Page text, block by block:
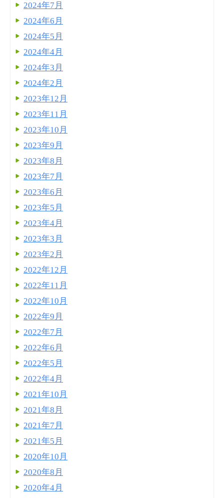
2024年7月
2024年6月
2024年5月
2024年4月
2024年3月
2024年2月
2023年12月
2023年11月
2023年10月
2023年9月
2023年8月
2023年7月
2023年6月
2023年5月
2023年4月
2023年3月
2023年2月
2022年12月
2022年11月
2022年10月
2022年9月
2022年7月
2022年6月
2022年5月
2022年4月
2021年10月
2021年8月
2021年7月
2021年5月
2020年10月
2020年8月
2020年4月